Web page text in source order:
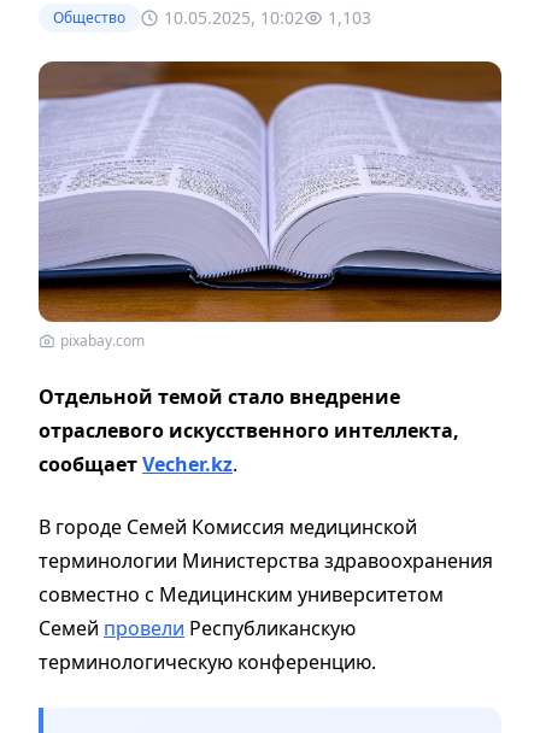
Общество 10.05.2025, 10:02 1,103
pixabay.com
Отдельной темой стало внедрение
отраслевого искусственного интеллекта,
сообщаетVecher.kz.
В городе Семей Комиссия медицинской
терминологии Министерства здравоохранения
совместно с Медицинским университетом
Семей провели Республиканскую
терминологическую конференцию.